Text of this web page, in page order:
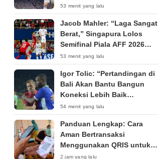
Pinjaman untuk Musim
2026/2027
53 menit yang lalu
Jacob Mahler: “Laga Sangat
Berat,” Singapura Lolos
Semifinal Piala AFF 2026
Singkirkan Timnas Indonesia
53 menit yang lalu
Igor Tolic: “Pertandingan di
Bali Akan Bantu Bangun
Koneksi Lebih Baik
Antarpemain Persib”
54 menit yang lalu
Panduan Lengkap: Cara
Aman Bertransaksi
Menggunakan QRIS untuk
Hindari Penipuan Digital
2 jam yang lalu